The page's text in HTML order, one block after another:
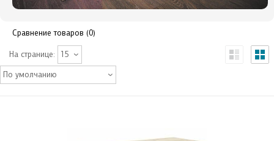
Сравнение товаров (0)
На странице: 15
По умолчанию